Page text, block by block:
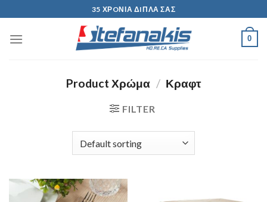
to
content
35 ΧΡOΝΙΑ ΔIΠΛΑ ΣΑΣ
0
Product Χρώμα / Κραφτ
FILTER